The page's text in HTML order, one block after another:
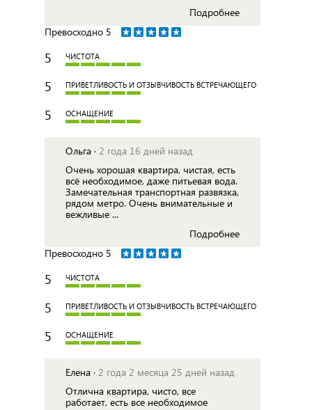
Подробнее
Превосходно 5
5 ЧИСТОТА
5 ПРИВЕТЛИВОСТЬ И ОТЗЫВЧИВОСТЬ ВСТРЕЧАЮЩЕГО
5 ОСНАЩЕНИЕ
Ольга · 2 года 16 дней назад
Очень хорошая квартира, чистая, есть
всё необходимое, даже питьевая вода.
Замечательная транспортная развязка,
рядом метро. Очень внимательные и
вежливые ...
Подробнее
Превосходно 5
5 ЧИСТОТА
5 ПРИВЕТЛИВОСТЬ И ОТЗЫВЧИВОСТЬ ВСТРЕЧАЮЩЕГО
5 ОСНАЩЕНИЕ
Елена · 2 года 2 месяца 25 дней назад
Отлична квартира, чисто, все
работает, есть все необходимое